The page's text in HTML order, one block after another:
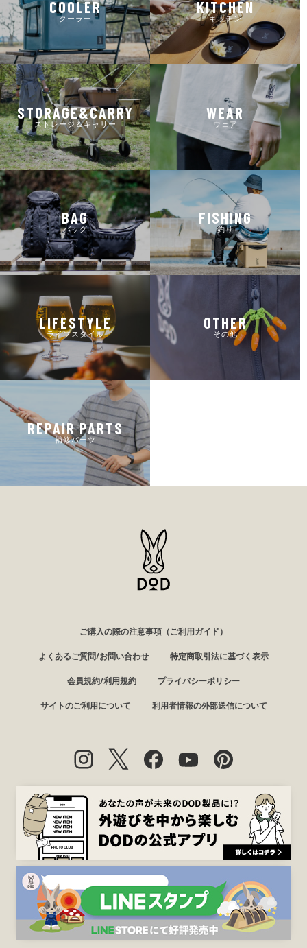
COOLER
クーラー
KITCHEN
キッチン
STORAGE&CARRY
ストレージ＆キャリー
WEAR
ウェア
BAG
バッグ
FISHING
釣り
LIFESTYLE
ライフスタイル
OTHER
その他
REPAIR PARTS
補修パーツ
ご購入の際の注意事項（ご利用ガイド）
よくあるご質問/お問い合わせ 特定商取引法に基づく表示
会員規約/利用規約 プライバシーポリシー
サイトのご利用について 利用者情報の外部送信について